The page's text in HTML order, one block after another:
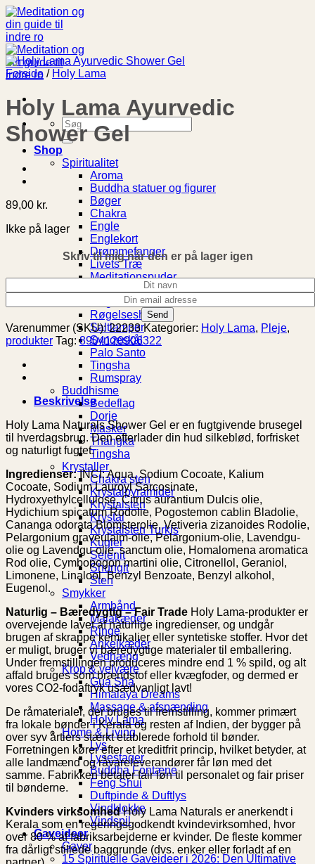
Fortsæt
til
indhold
Søg
efter:
Shop
Spiritualitet
Aroma
Buddha statuer og figurer
Bøger
Chakra
Engle
Englekort
Drømmefanger
Livets Træ
Meditationspuder
Notesbog
Røgelse
Røgelsesholder
Saltlamper
Syngeskål
Palo Santo
Tingsha
Rumspray
Buddhisme
Bedeflag
Dorje
Masker
Thangka
Tingsha
Krystaller
Chakra sten
Krystalpyramider
Krystalsten
Krystal
Krystalsten Turkis
Kugler
Selenit
Shungit
Sten
Smykker
Armbånd
Malakæder
Ringe
Ankelkæder
Vedhæng
Krop & velvære
Gua Sha
Himalaya Dreams
Massage & afspænding
Holy Lama
Home & Living
Lys
Lysestager
Buddha Fontæne
Feng Shui
Duftpinde & Duftlys
Vindklokke
Vindspil
Gaveideer
Gaver
15 Spirituelle Gaveideer i 2026: Den Ultimative
Forside / Holy Lama
Holy Lama Ayurvedic
Shower Gel
89,00 kr.
Ikke på lager
Skriv til mig når den er på lager igen
Varenummer (SKU):22233 Kategorier: Holy Lama, Pleje,
produkter Tag:8904120906322
Beskrivelse
Holy Lama Naturals Shower Gel er en fugtgivende brusegel
til hverdagsbrug. Den efterlader din hud silkeblød, forfrisket
og naturligt fugtet.
Ingredienser:INCI: Aqua, Sodium Cocoate, Kalium
Cocoate, Sodium Lauroyl Sarcosinate,
Hydroxyethylcellulose, Citrus aurantium Dulcis olie,
Hydichium spicatum Rodolie, Pogostemon cablin Bladolie,
Cananga odorata Blomsterolie, Vetiveria zizanoides Rodolie,
Pelargonium graveulaim-olie, Pelargonium-olie, Lavendgu-
olie og Lavendgu-olie. sanctum olie, Homalomena aromatica
Rod olie, Cymbopogon martini olie, Citronellol, Geraniol,
Limonene, Linalool, Benzyl Benzoate, Benzyl alkohol,
Eugenol.
Naturlig – Bæredygtig – Fair Trade Holy Lama-produkter er
overvejende lavet af naturlige ingredienser, og undgår
brugen af ​​skrappe kemikalier eller syntetiske stoffer. Hvor det
er muligt, bruger vi bæredygtige materialer til emballering.
Under fremstillingen produceres mindre end 1 % spild, og alt
affald bruges som brændstof eller kvægfoder, og dermed er
vores CO2-fodaftryk usædvanligt lavt!
De råmaterialer, der bruges til fremstilling, kommer primært
fra lokale bønder i Kerala og resten af ​​Indien, der bygger på
over syv årtiers stærkt etablerede forhold til bønder.
Forretningen kører efter et kreditfrit princip, hvilket betyder, at
alle landmænd og råvareleverandører får løn med det
samme. Fabrikken betaler fair løn til personalet og fair priser
til bønderne.
Kvinders virksomhedHoly Lama Naturals er anerkendt i
Kerala som en regeringsgodkendt kvindevirksomhed, hvor
over 80 % af fabriksarbejderne er kvinder. De fleste kommer
fra dårligt stillede baggrunde (dvs. enker eller forladt af en